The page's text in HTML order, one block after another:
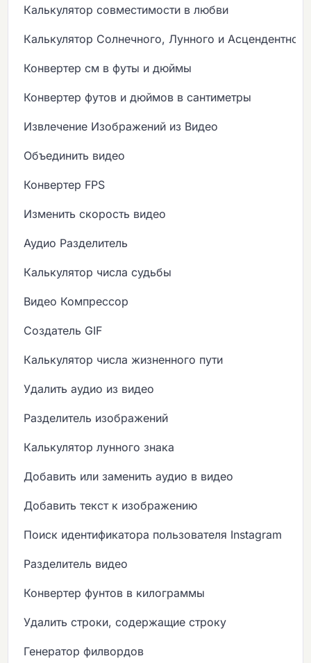
Калькулятор совместимости в любви
Калькулятор Солнечного, Лунного и
Конвертер см в футы и дюймы
Конвертер футов и дюймов в сантиметры
Извлечение Изображений из Видео
Объединить видео
Конвертер FPS
Изменить скорость видео
Аудио Разделитель
Калькулятор числа судьбы
Видео Компрессор
Создатель GIF
Калькулятор числа жизненного пути
Удалить аудио из видео
Разделитель изображений
Калькулятор лунного знака
Добавить или заменить аудио в видео
Добавить текст к изображению
Поиск идентификатора пользователя Instagram
Разделитель видео
Конвертер фунтов в килограммы
Удалить строки, содержащие строку
Генератор филвордов